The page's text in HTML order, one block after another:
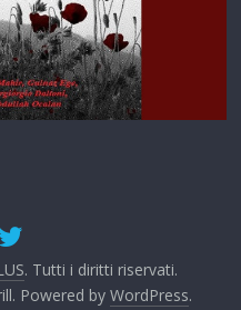
. Tutti i diritti riservati.
Powered by WordPress.